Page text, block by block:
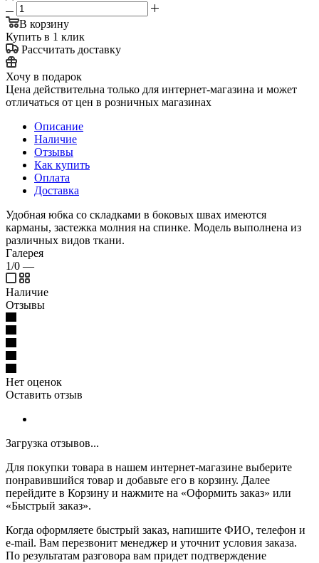
В корзину
Купить в 1 клик
Рассчитать доставку
Хочу в подарок
Цена действительна только для интернет-магазина и может
отличаться от цен в розничных магазинах
Описание
Наличие
Отзывы
Как купить
Оплата
Доставка
Удобная юбка со складками в боковых швах имеются
карманы, застежка молния на спинке. Модель выполнена из
различных видов ткани.
Галерея
1/0 —
Наличие
Отзывы
Нет оценок
Оставить отзыв
Загрузка отзывов...
Для покупки товара в нашем интернет-магазине выберите
понравившийся товар и добавьте его в корзину. Далее
перейдите в Корзину и нажмите на «Оформить заказ» или
«Быстрый заказ».
Когда оформляете быстрый заказ, напишите ФИО, телефон и
e-mail. Вам перезвонит менеджер и уточнит условия заказа.
По результатам разговора вам придет подтверждение